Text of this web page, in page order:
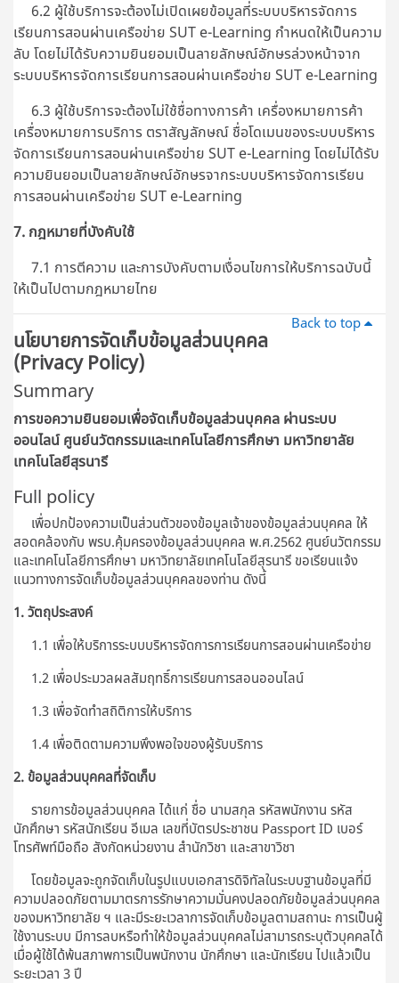
6.2 ผู้ใช้บริการจะต้องไม่เปิดเผยข้อมูลที่ระบบบริหารจัดการ
เรียนการสอนผ่านเครือข่าย SUT e-Learning กำหนดให้เป็นความ
ลับ โดยไม่ได้รับความยินยอมเป็นลายลักษณ์อักษรล่วงหน้าจาก
ระบบบริหารจัดการเรียนการสอนผ่านเครือข่าย SUT e-Learning
6.3 ผู้ใช้บริการจะต้องไม่ใช้ชื่อทางการค้า เครื่องหมายการค้า
เครื่องหมายการบริการ ตราสัญลักษณ์ ชื่อโดเมนของระบบบริหาร
จัดการเรียนการสอนผ่านเครือข่าย SUT e-Learning โดยไม่ได้รับ
ความยินยอมเป็นลายลักษณ์อักษรจากระบบบริหารจัดการเรียน
การสอนผ่านเครือข่าย SUT e-Learning
7. กฎหมายที่บังคับใช้
7.1 การตีความ และการบังคับตามเงื่อนไขการให้บริการฉบับนี้
ให้เป็นไปตามกฎหมายไทย
Back to top
นโยบายการจัดเก็บข้อมูลส่วนบุคคล
(Privacy Policy)
Summary
การขอความยินยอมเพื่อจัดเก็บข้อมูลส่วนบุคคล ผ่านระบบ
ออนไลน์ศูนย์นวัตกรรมและเทคโนโลยีการศึกษา มหาวิทยาลัย
เทคโนโลยีสุรนารี
Full policy
เพื่อปกป้องความเป็นส่วนตัวของข้อมูลเจ้าของข้อมูลส่วนบุคคล ให้
สอดคล้องกับ พรบ.คุ้มครองข้อมูลส่วนบุคคล พ.ศ.2562 ศูนย์นวัตกรรม
และเทคโนโลยีการศึกษา มหาวิทยาลัยเทคโนโลยีสุรนารี ขอเรียนแจ้ง
แนวทางการจัดเก็บข้อมูลส่วนบุคคลของท่าน ดังนี้
1. วัตถุประสงค์
1.1 เพื่อให้บริการระบบบริหารจัดการการเรียนการสอนผ่านเครือข่าย
1.2 เพื่อประมวลผลสัมฤทธิ์การเรียนการสอนออนไลน์
1.3 เพื่อจัดทำสถิติการให้บริการ
1.4 เพื่อติดตามความพึงพอใจของผู้รับบริการ
2. ข้อมูลส่วนบุคคลที่จัดเก็บ
รายการข้อมูลส่วนบุคคล ได้แก่ ชื่อ นามสกุล รหัสพนักงาน รหัส
นักศึกษา รหัสนักเรียน อีเมล เลขที่บัตรประชาชน Passport ID เบอร์
โทรศัพท์มือถือ สังกัดหน่วยงาน สำนักวิชา และสาขาวิชา
โดยข้อมูลจะถูกจัดเก็บในรูปแบบเอกสารดิจิทัลในระบบฐานข้อมูลที่มี
ความปลอดภัยตามมาตรการรักษาความมั่นคงปลอดภัยข้อมูลส่วนบุคคล
ของมหาวิทยาลัย ฯ และมีระยะเวลาการจัดเก็บข้อมูลตามสถานะ การเป็นผู้
ใช้งานระบบ มีการลบหรือทำให้ข้อมูลส่วนบุคคลไม่สามารถระบุตัวบุคคลได้
เมื่อผู้ใช้ได้พ้นสภาพการเป็นพนักงาน นักศึกษา และนักเรียน ไปแล้วเป็น
ระยะเวลา 3 ปี